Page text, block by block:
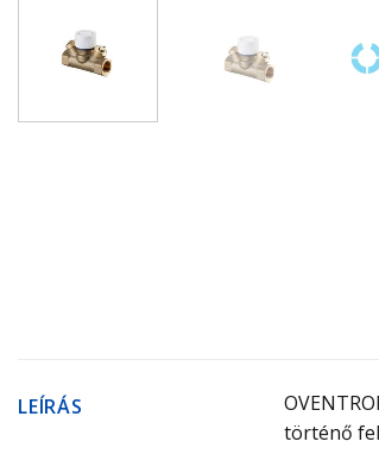
LEÍRÁS
történő